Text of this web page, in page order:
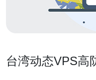
台湾动态VPS高